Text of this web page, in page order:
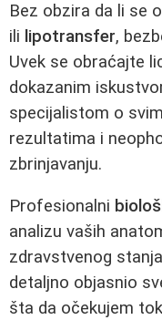
Bez obzira da li se
ili lipotransfer,
Uvek se obraćajte
dokazanim
specijalistom o
rezultatima i
zbrinjavanju.
Profesionalni
analizu vaših
zdravstvenog
detaljno objasnio
šta da očekujem